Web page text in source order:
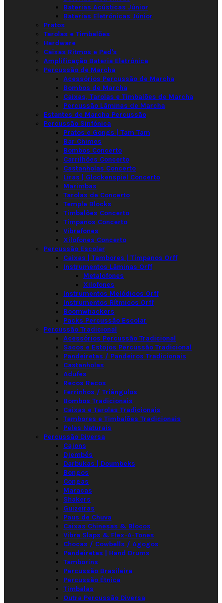
Baterias Acústicas Júnior
Baterias Eletrónicas Júnior
Pratos
Tarolas e Timbalões
Hardware
Caixas Ritmos e Pad's
Amplificação Bateria Eletrónica
Percussão de Marcha
Acessórios Percussão de Marcha
Bombos de Marcha
Caixas, Tarolas e Timbalões de Marcha
Percussão Lâminas de Marcha
Estantes de Marcha Percussão
Percussão Sinfónica
Pratos e Gongs | Tam Tam
Bar Chimes
Bombos Concerto
Carrilhões Concerto
Castanholas Concerto
Liras | Glockenspiel Concerto
Marimbas
Tarolas de Concerto
Temple Blocks
Timbalões Concerto
Tímpanos Concerto
Vibrafones
Xilofones Concerto
Percussão Escolar
Caixas | Tambores | Tímpanos Orff
Instrumentos Lâminas Orff
Metalofones
Xilofones
Instrumentos Melódicos Orff
Instrumentos Rítmicos Orff
Boomwhackers
Packs Percussão Escolar
Percussão Tradicional
Acessórios Percussão Tradicional
Sacos e Estojos Percussão Tradicional
Pandeiretas / Pandeiros Tradicionais
Castanholas
Adufes
Recos Recos
Ferrinhos / Triângulos
Bombos Tradicionais
Caixas e Tarolas Tradicionais
Tambores e Timbalões Tradicionais
Peles Naturais
Percussão Diversa
Cajons
Djembés
Darbukas | Doumbeks
Bongos
Congas
Maracas
Shakers
Guizeiras
Paus de Chuva
Caixas Chinesas & Blocos
Vibra Slaps & Flex-A-Tones
Chocas / Cowbells / Agogos
Pandeiretas | Hand Drums
Tamborins
Percussão Brasileira
Percussão Étnica
Timbalas
Outra Percussão Diversa